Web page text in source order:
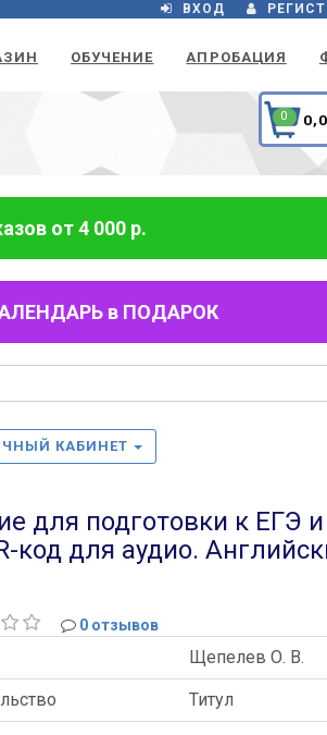
ВХОД
ОБУЧЕНИЕ АПРОБАЦИЯ
0
от 4 000 р.
в ПОДАРОК
КАБИНЕТ
для подготовки к ЕГЭ
код для аудио.
0 отзывов
Щепелев О. В.
Титул